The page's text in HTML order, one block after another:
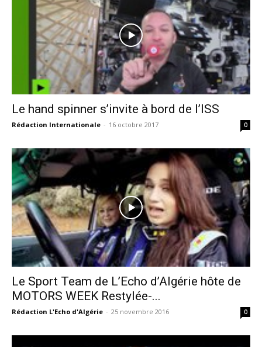
Le hand spinner s’invite à bord de l’ISS
Rédaction Internationale - 16 octobre 2017 0
Le Sport Team de L’Echo d’Algérie hôte de
MOTORS WEEK Restylée-...
Rédaction L'Echo d'Algérie - 25 novembre 2016 0